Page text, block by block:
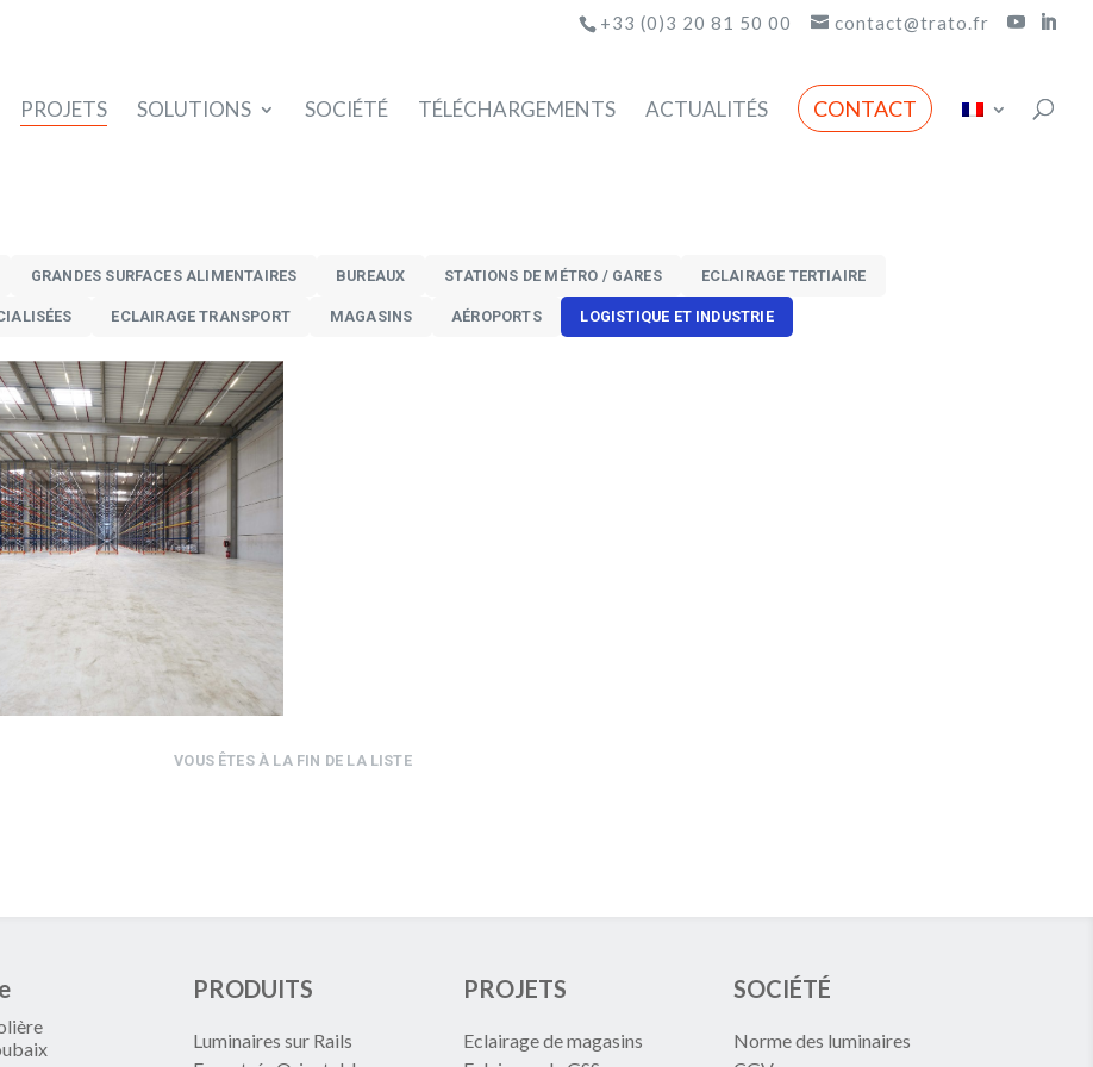
+33 (0)3 20 81 50 00 contact@trato.fr
PROJETS SOLUTIONS SOCIÉTÉ TÉLÉCHARGEMENTS ACTUALITÉS CONTACT
GRANDES SURFACES ALIMENTAIRES BUREAUX STATIONS DE MÉTRO / GARES ECLAIRAGE TERTIAIRE
ECLAIRAGE TRANSPORT MAGASINS AÉROPORTS LOGISTIQUE ET INDUSTRIE
VOUS ÊTES À LA FIN DE LA LISTE
PRODUITS
Luminaires sur Rails
PROJETS
Eclairage de magasins
SOCIÉTÉ
Norme des luminaires